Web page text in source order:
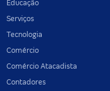
Educação
Serviços
Tecnologia
Comércio
Comércio Atacadista
Contadores